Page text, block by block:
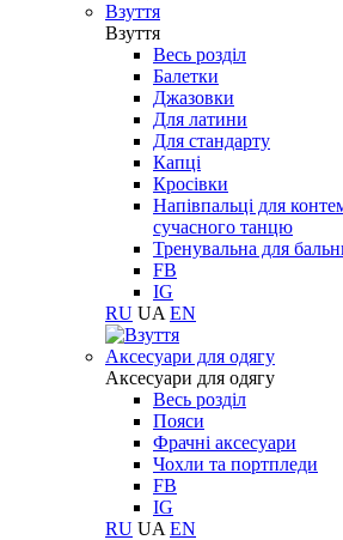
Взуття
Взуття
Весь розділ
Балетки
Джазовки
Для латини
Для стандарту
Капці
Кросівки
Напівпальці для
сучасного танцю
Тренувальна для
FB
IG
RU UA EN
Aксесуари для одягу
Aксесуари для одягу
Весь розділ
Пояси
Фрачні аксесуари
Чохли та портпледи
FB
IG
RU UA EN